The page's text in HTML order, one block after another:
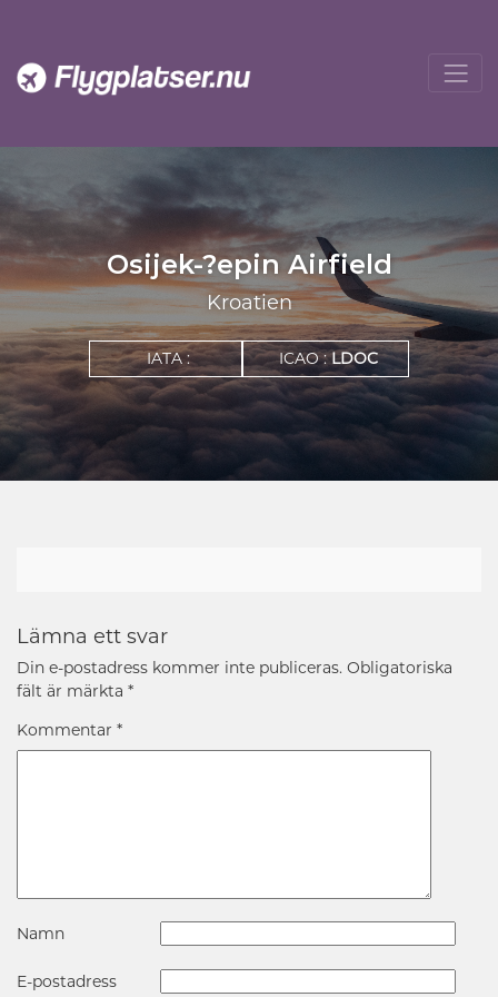
Osijek-?epin Airfield
Kroatien
IATA : ICAO :LDOC
Lämna ett svar
Din e-postadress kommer inte publiceras. Obligatoriska
fält är märkta *
Kommentar *
Namn
E-postadress